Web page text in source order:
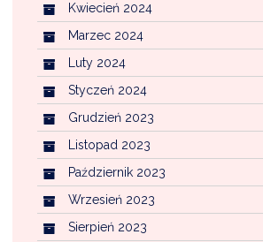
Kwiecień 2024
Marzec 2024
Luty 2024
Styczeń 2024
Grudzień 2023
Listopad 2023
Październik 2023
Wrzesień 2023
Sierpień 2023